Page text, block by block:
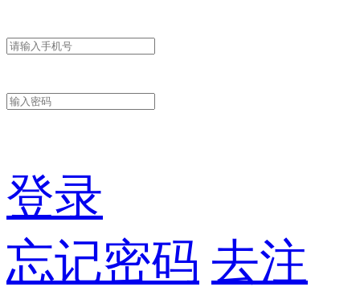
登录
忘记密码 去注